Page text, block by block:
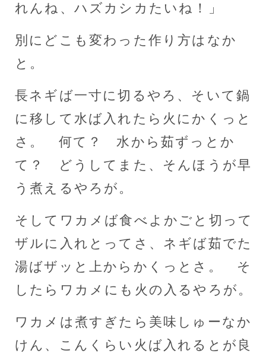
れんね、ハズカシカたいね！」
別にどこも変わった作り方はなか
と。
長ネギば一寸に切るやろ、そいて鍋
に移して水ば入れたら火にかくっと
さ。 何て？ 水から茹ずっとか
て？ どうしてまた、そんほうが早
う煮えるやろが。
そしてワカメば食べよかごと切って
ザルに入れとってさ、ネギば茹でた
湯ばザッと上からかくっとさ。 そ
したらワカメにも火の入るやろが。
ワカメは煮すぎたら美味しゅーなか
けん、こんくらい火ば入れるとが良